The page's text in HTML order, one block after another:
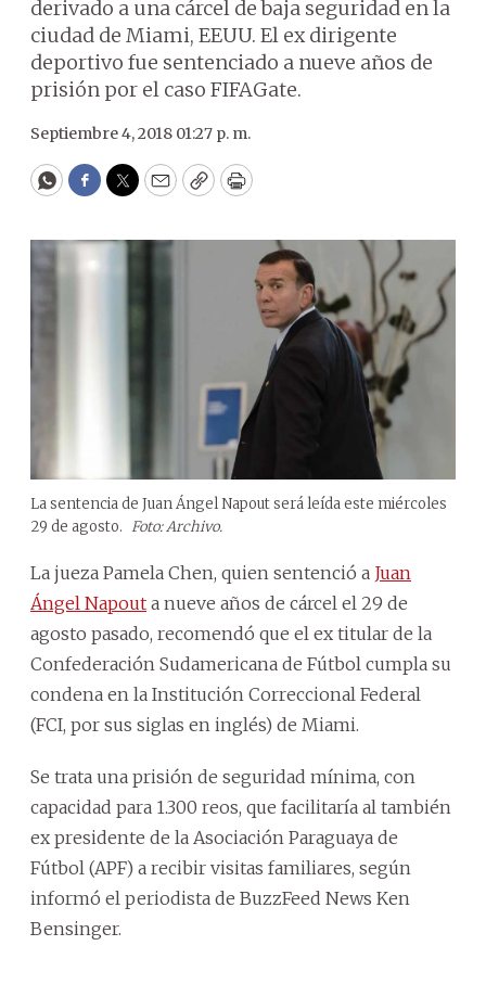
derivado a una cárcel de baja seguridad en la
ciudad de Miami, EEUU. El ex dirigente
deportivo fue sentenciado a nueve años de
prisión por el caso FIFAGate.
Septiembre 4, 2018 01:27 p. m.
WhatsApp
Facebook
Twitter
EmailCopyPrint
La sentencia de Juan Ángel Napout será leída este miércoles
29 de agosto. Foto: Archivo.
La jueza Pamela Chen, quien sentenció a Juan
Ángel Napout a nueve años de cárcel el 29 de
agosto pasado, recomendó que el ex titular de la
Confederación Sudamericana de Fútbol cumpla su
condena en la Institución Correccional Federal
(FCI, por sus siglas en inglés) de Miami.
Se trata una prisión de seguridad mínima, con
capacidad para 1.300 reos, que facilitaría al también
ex presidente de la Asociación Paraguaya de
Fútbol (APF) a recibir visitas familiares, según
informó el periodista de BuzzFeed News Ken
Bensinger.